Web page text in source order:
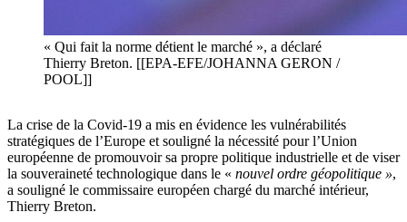
« Qui fait la norme détient le marché », a déclaré
Thierry Breton. [[EPA-EFE/JOHANNA GERON /
POOL]]
La crise de la Covid-19 a mis en évidence les vulnérabilités
stratégiques de l’Europe et souligné la nécessité pour l’Union
européenne de promouvoir sa propre politique industrielle et de viser
la souveraineté technologique dans le « nouvel ordre géopolitique »,
a souligné le commissaire européen chargé du marché intérieur,
Thierry Breton.